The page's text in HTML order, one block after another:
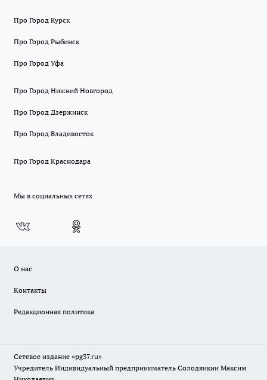
Про Город Курск
Про Город Рыбинск
Про Город Уфа
Про Город Нижний Новгород
Про Город Дзержинск
Про Город Владивосток
Про Город Краснодара
Мы в социальных сетях
О нас
Контакты
Редакционная политика
Сетевое издание «pg37.ru»
Учредитель Индивидуальный предприниматель Солодянкин Максим